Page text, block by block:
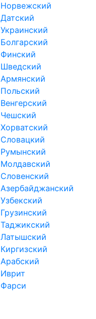
Норвежский
Датский
Украинский
Болгарский
Финский
Шведский
Армянский
Польский
Венгерский
Чешский
Хорватский
Словацкий
Румынский
Молдавский
Словенский
Азербайджанский
Узбекский
Грузинский
Таджикский
Латышский
Киргизский
Арабский
Иврит
Фарси